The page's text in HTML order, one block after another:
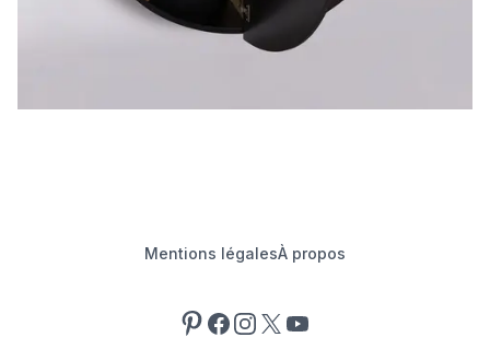
Mentions légalesÀ propos
Pinterest
Facebook
Instagram
X YouTube